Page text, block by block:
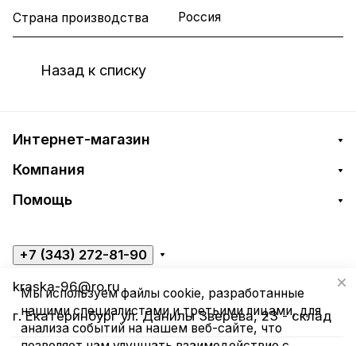
Страна производства Россия
Назад к списку
Интернет-магазин
Компания
Помощь
+7 (343) 272-81-90
kraska-96@ro.ru
г. Екатеринбург ул. Данилы Зверева, 23 - склад
Мы используем файлы cookie, разработанные
нашими специалистами и третьими лицами, для
анализа событий на нашем веб-сайте, что